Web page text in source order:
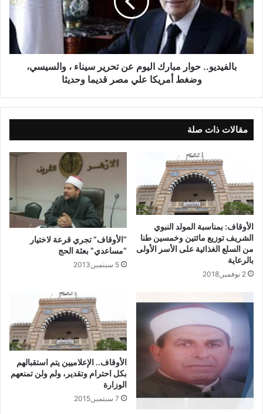
بالفيديو.. حوار مبارك اليوم عن تحرير سيناء ، والسيسي،
وضغط أمريكا علي مصر قديما وحديثا
مقالات ذات صلة
الأوقاف: بمناسبة المولد النبوي
الشريف توزيع مائتين وخمسين طنا
من السلع الغذائية على الأسر الأولى
بالرعاية
2 نوفمبر,2018
“الأوقاف” تجري قرعة لاختيار
“مساعدي” بعثة الحج
5 سبتمبر,2013
الأوقاف.. الإعلاميين يتم استقبالهم
بكل احترام وتقدير، ولم ولن تمنعهم
الوزارة
7 سبتمبر,2015